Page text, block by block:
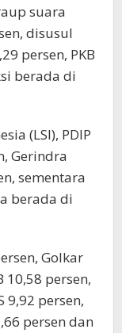
suara
disusul
persen, PKB
berada di
(LSI), PDIP
Gerindra
sementara
berada di
Golkar
10,58 persen,
9,92 persen,
persen dan